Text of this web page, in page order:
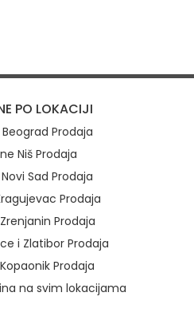
PO LOKACIJI
Prodaja
Niš Prodaja
Sad Prodaja
Prodaja
Prodaja
i Zlatibor Prodaja
Prodaja
na svim lokacijama